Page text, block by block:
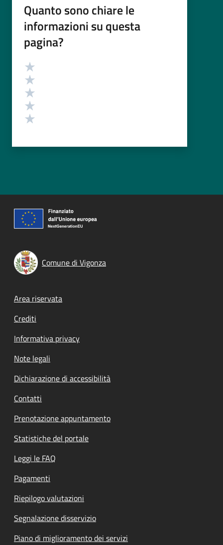
Quanto sono chiare le
informazioni su questa
pagina?
Valutazione
Comune di Vigonza
Footer menu
Area riservata
Crediti
Informativa privacy
Note legali
Dichiarazione di accessibilità
Contatti
Prenotazione appuntamento
Statistiche del portale
Leggi le FAQ
Pagamenti
Riepilogo valutazioni
Segnalazione disservizio
Piano di miglioramento dei servizi